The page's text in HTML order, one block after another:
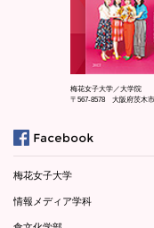
梅花女子大学／大学院
〒567-8578 大阪府茨木
梅花女子大学
情報メディア学科